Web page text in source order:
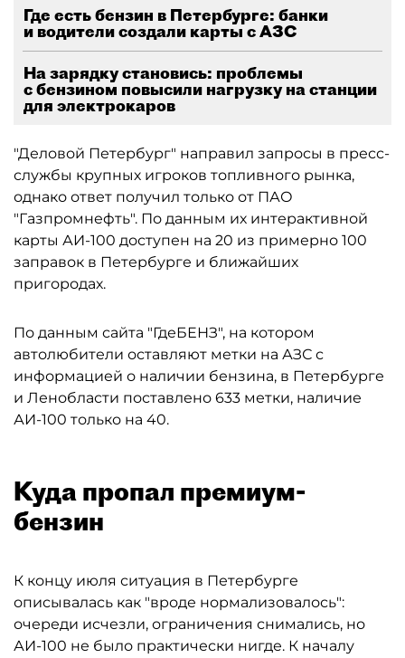
Где есть бензин в Петербурге: банки
и водители создали карты с АЗС
На зарядку становись: проблемы
с бензином повысили нагрузку на станции
для электрокаров
"Деловой Петербург" направил запросы в пресс-
службы крупных игроков топливного рынка,
однако ответ получил только от ПАО
"Газпромнефть". По данным их интерактивной
карты АИ-100 доступен на 20 из примерно 100
заправок в Петербурге и ближайших
пригородах.
По данным сайта "ГдеБЕНЗ", на котором
автолюбители оставляют метки на АЗС с
информацией о наличии бензина, в Петербурге
и Ленобласти поставлено 633 метки, наличие
АИ-100 только на 40.
Куда пропал премиум-
бензин
К концу июля ситуация в Петербурге
описывалась как "вроде нормализовалось":
очереди исчезли, ограничения снимались, но
АИ-100 не было практически нигде. К началу